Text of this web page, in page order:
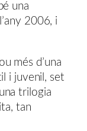
una
2006, i
més d’una
i juvenil, set
trilogia
tan